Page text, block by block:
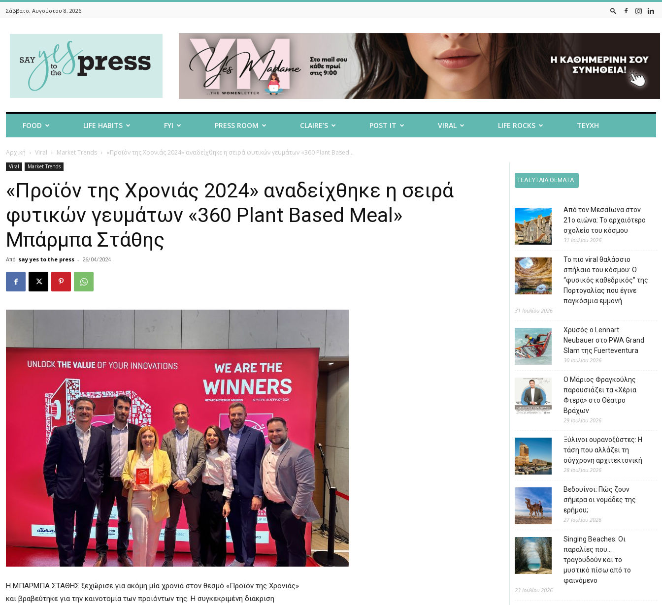
Σάββατο, Αυγούστου 8, 2026
To
The
FOOD LIFE HABITS FYI PRESS ROOM CLAIRE’S POST IT VIRAL LIFE ROCKS ΤΕΥΧΗ
Αρχική Viral Market Trends «Προϊόν της Χρονιάς 2024» αναδείχθηκε η σειρά φυτικών γευμάτων «360 Plant Based...
Viral Market Trends
«Προϊόν της Χρονιάς 2024» αναδείχθηκε η σειρά
φυτικών γευμάτων «360 Plant Based Meal»
Μπάρμπα Στάθης
Από say yes to the press - 26/04/2024
H ΜΠΑΡΜΠΑ ΣΤΑΘΗΣ ξεχώρισε για ακόμη μία χρονιά στον θεσμό «Προϊόν της Χρονιάς»
και βραβεύτηκε για την καινοτομία των προϊόντων της. Η συγκεκριμένη διάκριση
ΤΕΛΕΥΤΑΙΑ ΘΕΜΑΤΑ
Από τον Μεσαίωνα στον
21ο αιώνα: Το αρχαιότερο
σχολείο του κόσμου
31 Ιουλίου 2026
Το πιο viral θαλάσσιο
σπήλαιο του κόσμου: Ο
“φυσικός καθεδρικός” της
Πορτογαλίας που έγινε
παγκόσμια εμμονή
31 Ιουλίου 2026
Χρυσός ο Lennart
Neubauer στο PWA Grand
Slam της Fuerteventura
30 Ιουλίου 2026
Ο Μάριος Φραγκούλης
παρουσιάζει τα «Χέρια
Φτερά» στο Θέατρο
Βράχων
29 Ιουλίου 2026
Ξύλινοι ουρανοξύστες: Η
τάση που αλλάζει τη
σύγχρονη αρχιτεκτονική
28 Ιουλίου 2026
Βεδουίνοι: Πώς ζουν
σήμερα οι νομάδες της
ερήμου;
27 Ιουλίου 2026
Singing Beaches: Οι
παραλίες που…
τραγουδούν και το
μυστικό πίσω από το
φαινόμενο
23 Ιουλίου 2026